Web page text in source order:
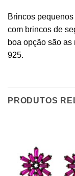
Brincos
com brincos de
boa opção são
925.
PRODUTOS